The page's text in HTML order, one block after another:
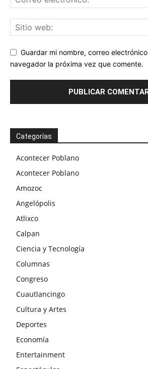
Guardar mi nombre, correo
navegador la próxima vez que comente.
Categorías
Acontecer Poblano
Acontecer Poblano
Amozoc
Angelópolis
Atlixco
Calpan
Ciencia y Tecnología
Columnas
Congreso
Cuautlancingo
Cultura y Artes
Deportes
Economía
Entertainment